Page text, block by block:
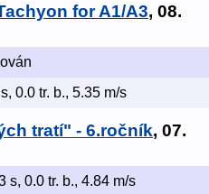
for A1/A3, 08.
0.0 tr. b., 5.35 m/s
tratí" - 6.ročník, 07.
s, 0.0 tr. b., 4.84 m/s